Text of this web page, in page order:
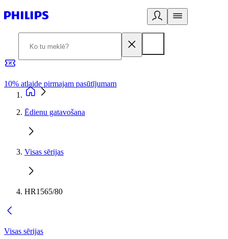
10% atlaide pirmajam pasūtījumam
Ēdienu gatavošana
Visas sērijas
HR1565/80
Visas sērijas